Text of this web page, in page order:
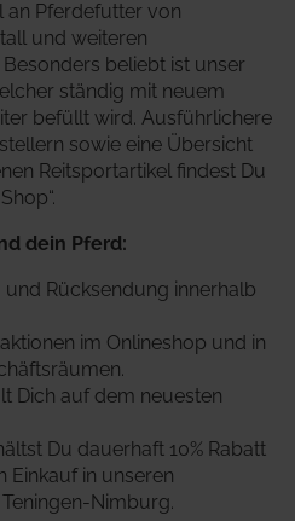
an Pferdefutter von
und weiteren
beliebt ist unser
ständig mit neuem
befüllt wird. Ausführlichere
sowie eine Übersicht
Reitsportartikel findest Du
dein Pferd:
Rücksendung innerhalb
im Onlineshop und in
auf dem neuesten
Du dauerhaft 10% Rabatt
Einkauf in unseren
Nimburg.